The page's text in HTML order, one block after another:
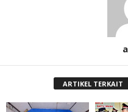
ARTIKEL TERKAIT